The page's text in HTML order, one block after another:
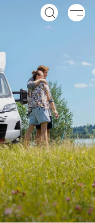
GLOBEBUS
PERFORMANCE 4X4
Halvintegrerad med
fyrhjulsdrift